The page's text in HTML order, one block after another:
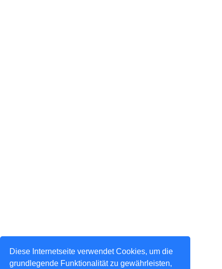
Diese Internetseite verwendet Cookies, um die
grundlegende Funktionalität zu gewährleisten,